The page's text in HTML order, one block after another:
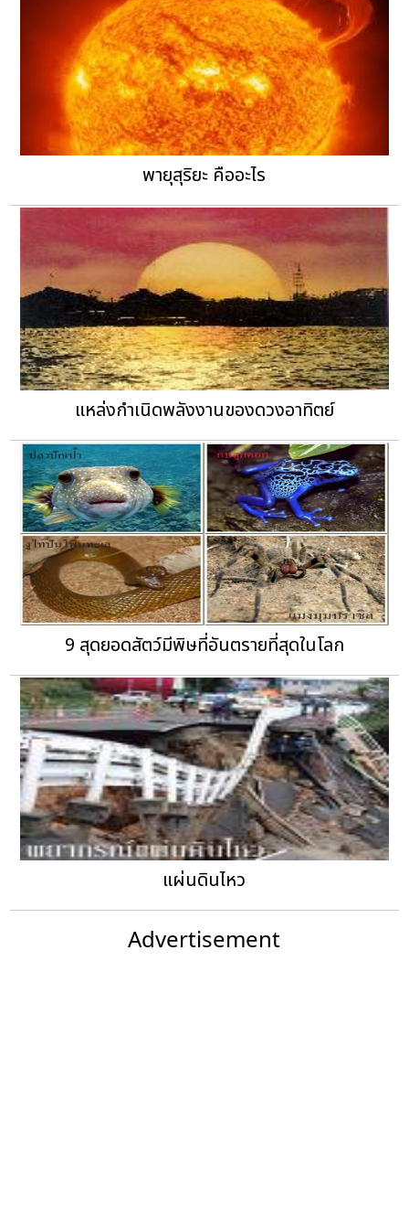
พายุสุริยะ คืออะไร
แหล่งกำเนิดพลังงานของดวงอาทิตย์
9 สุดยอดสัตว์มีพิษที่อันตรายที่สุดในโลก
แผ่นดินไหว
Advertisement